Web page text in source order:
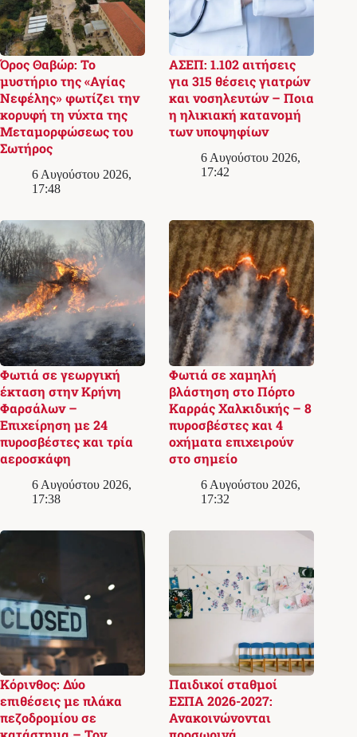
Όρος Θαβώρ: Το
μυστήριο της «Αγίας
Νεφέλης» φωτίζει την
κορυφή τη νύχτα της
Μεταμορφώσεως του
Σωτήρος
6 Αυγούστου 2026,
17:48
ΑΣΕΠ: 1.102 αιτήσεις
για 315 θέσεις γιατρών
και νοσηλευτών – Ποια
η ηλικιακή κατανομή
των υποψηφίων
6 Αυγούστου 2026,
17:42
Φωτιά σε γεωργική
έκταση στην Κρήνη
Φαρσάλων –
Επιχείρηση με 24
πυροσβέστες και τρία
αεροσκάφη
6 Αυγούστου 2026,
17:38
Φωτιά σε χαμηλή
βλάστηση στο Πόρτο
Καρράς Χαλκιδικής – 8
πυροσβέστες και 4
οχήματα επιχειρούν
στο σημείο
6 Αυγούστου 2026,
17:32
Κόρινθος: Δύο
επιθέσεις με πλάκα
πεζοδρομίου σε
Παιδικοί σταθμοί
ΕΣΠΑ 2026-2027:
Ανακοινώνονται